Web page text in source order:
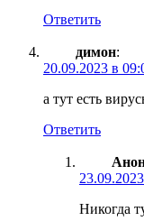
Ответить
димон:
20.09.2023 в
а тут есть
Ответить
Никогда